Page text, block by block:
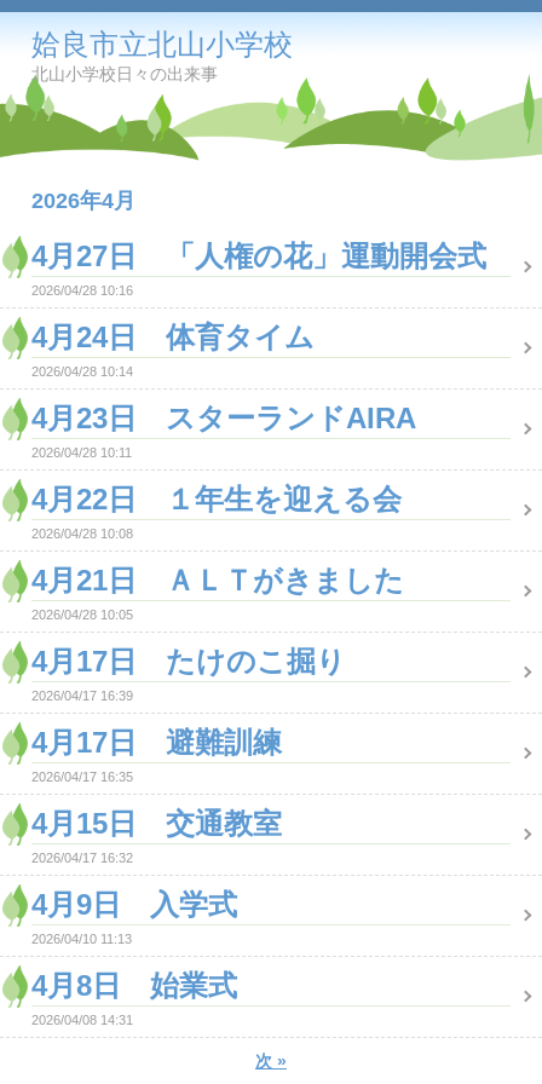
姶良市立北山小学校
北山小学校日々の出来事
2026年4月
4月27日 「人権の花」運動開会式
2026/04/28 10:16
4月24日 体育タイム
2026/04/28 10:14
4月23日 スターランドAIRA
2026/04/28 10:11
4月22日 １年生を迎える会
2026/04/28 10:08
4月21日 ＡＬＴがきました
2026/04/28 10:05
4月17日 たけのこ掘り
2026/04/17 16:39
4月17日 避難訓練
2026/04/17 16:35
4月15日 交通教室
2026/04/17 16:32
4月9日 入学式
2026/04/10 11:13
4月8日 始業式
2026/04/08 14:31
次 »